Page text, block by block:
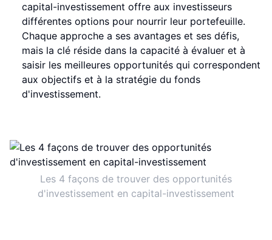
capital-investissement offre aux investisseurs
différentes options pour nourrir leur portefeuille.
Chaque approche a ses avantages et ses défis,
mais la clé réside dans la capacité à évaluer et à
saisir les meilleures opportunités qui correspondent
aux objectifs et à la stratégie du fonds
d'investissement.
Les 4 façons de trouver des opportunités
d'investissement en capital-investissement